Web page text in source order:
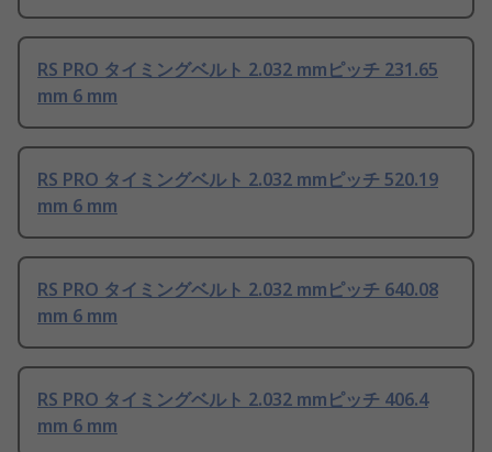
RS PRO タイミングベルト 2.032 mmピッチ 231.65
mm 6 mm
RS PRO タイミングベルト 2.032 mmピッチ 520.19
mm 6 mm
RS PRO タイミングベルト 2.032 mmピッチ 640.08
mm 6 mm
RS PRO タイミングベルト 2.032 mmピッチ 406.4
mm 6 mm